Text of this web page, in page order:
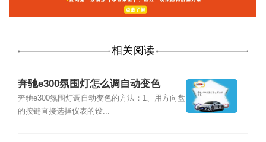
相关阅读
奔驰e300氛围灯怎么调自动变色
奔驰e300氛围灯调自动变色的方法：1、用方向盘
的按键直接选择仪表的设...